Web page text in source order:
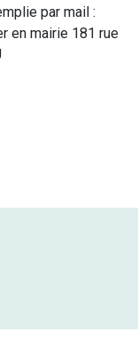
par mail :
en mairie 181 rue